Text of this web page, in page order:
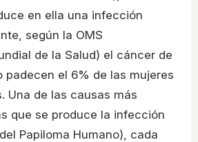
en ella una infección
según la OMS
de la Salud) el cáncer de
padecen el 6% de las mujeres
Una de las causas más
que se produce la infección
Papiloma Humano), cada